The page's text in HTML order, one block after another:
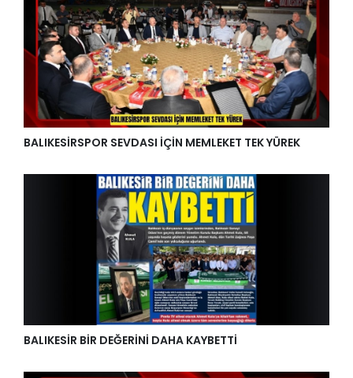
BALIKESİRSPOR SEVDASI İÇİN MEMLEKET TEK YÜREK
BALIKESİR BİR DEĞERİNİ DAHA KAYBETTİ